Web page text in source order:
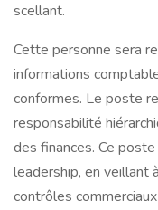
scellant.
Cette personne sera
informations
conformes. Le poste
responsabilité
des finances. Ce
leadership, en veillant
contrôles